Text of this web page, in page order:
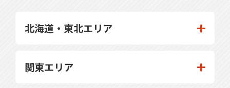
北海道・東北エリア
関東エリア